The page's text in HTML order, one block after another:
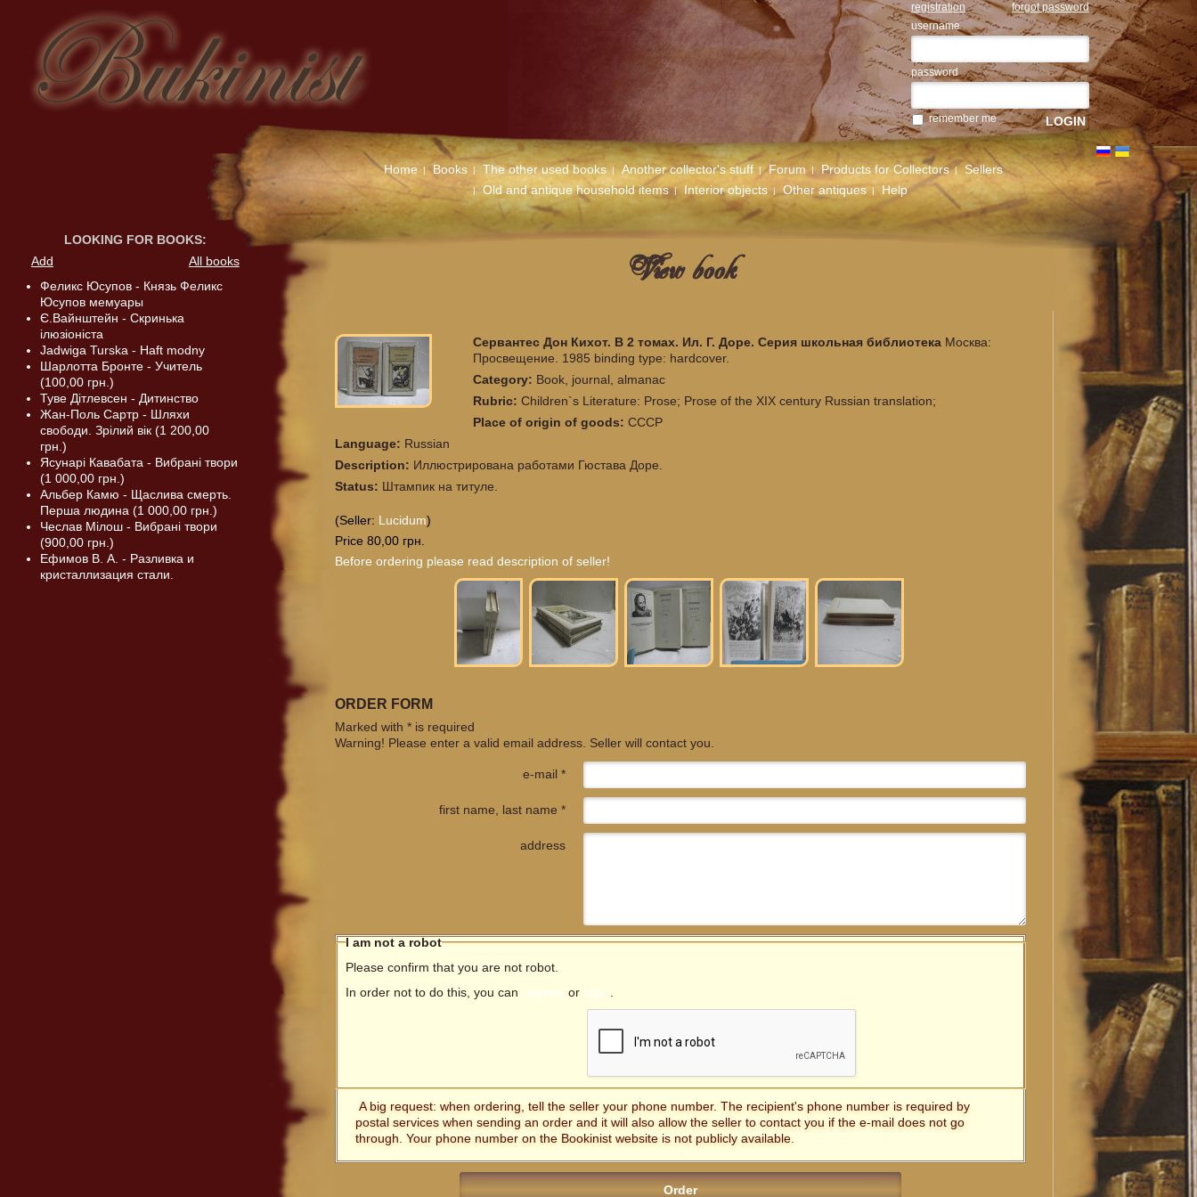
registration
forgot password
username
password
remember me
Home Books The other used books Another collector's stuff Forum Products for Collectors
Sellers
Old and antique household items
Interior objects Other antiques Help
View book
Сервантес Дон Кихот. В 2 томах. Ил. Г. Доре. Серия школьная библиотека Москва:
Просвещение. 1985 binding type: hardcover.
Category: Book, journal, almanac
Rubric: Children`s Literature: Prose; Prose of the XIX century Russian translation;
Place of origin of goods:СССР
Language: Russian
Description: Иллюстрирована работами Гюстава Доре.
Status: Штампик на титуле.
(Seller: Lucidum)
Price 80,00 грн.
Before ordering please read description of seller!
ORDER FORM
Marked with * is required
Warning! Please enter a valid email address. Seller will contact you.
e-mail *
first name, last name *
address
I am not a robot
Please confirm that you are not robot.
In order not to do this, you can register or login
A big request: when ordering, tell the seller your phone number. The recipient's phone number is required by
postal services when sending an order and it will also allow the seller to contact you if the e-mail does not go
through. Your phone number on the Bookinist website is not publicly available.
LOOKING FOR BOOKS:
Add
All books
Феликс Юсупов - Князь Феликс
Юсупов мемуары
Є.Вайнштейн - Скринька
ілюзіоніста
Jadwiga Turska - Haft modny
Шарлотта Бронте - Учитель
(100,00 грн.)
Туве Дітлевсен - Дитинство
Жан-Поль Сартр - Шляхи
свободи. Зрілий вік (1 200,00
грн.)
Ясунарі Кавабата - Вибрані твори
(1 000,00 грн.)
Альбер Камю - Щаслива смерть.
Перша людина (1 000,00 грн.)
Чеслав Мілош - Вибрані твори
(900,00 грн.)
Ефимов В. А. - Разливка и
кристаллизация стали.